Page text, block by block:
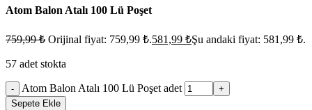
Atom Balon Atalı 100 Lü Poşet
759,99₺ Orijinal fiyat: 759,99 ₺.581,99 ₺Şu andaki fiyat: 581,99 ₺.
57 adet stokta
- Atom Balon Atalı 100 Lü Poşet adet
+
Sepete Ekle